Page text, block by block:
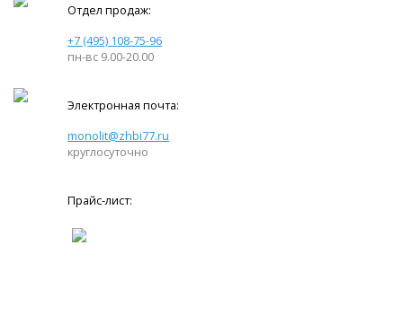
Отдел продаж:
+7 (495) 108-75-96
пн-вс 9.00-20.00
Электронная почта:
monolit@zhbi77.ru
круглосуточно
Прайс-лист: